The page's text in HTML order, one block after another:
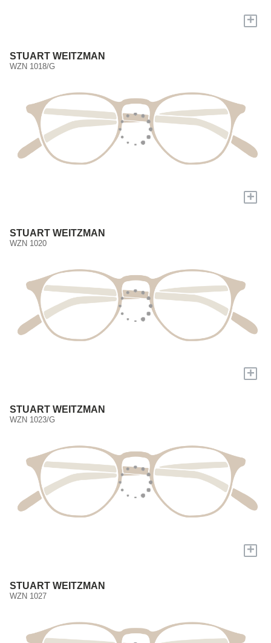
+
STUART WEITZMAN
WZN 1018/G
+
STUART WEITZMAN
WZN 1020
+
STUART WEITZMAN
WZN 1023/G
+
STUART WEITZMAN
WZN 1027